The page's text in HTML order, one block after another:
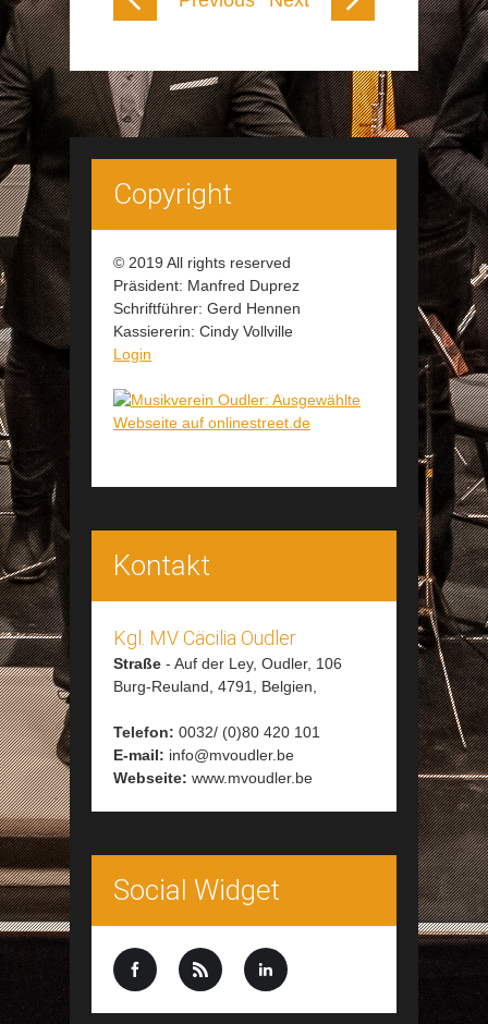
Copyright
© 2019 All rights reserved
Präsident: Manfred Duprez
Schriftführer: Gerd Hennen
Kassiererin: Cindy Vollville
Login
Kontakt
Kgl. MV Cäcilia Oudler
Straße - Auf der Ley, Oudler, 106
Burg-Reuland, 4791, Belgien,
Telefon: 0032/ (0)80 420 101
E-mail: info@mvoudler.be
Webseite: www.mvoudler.be
Social Widget